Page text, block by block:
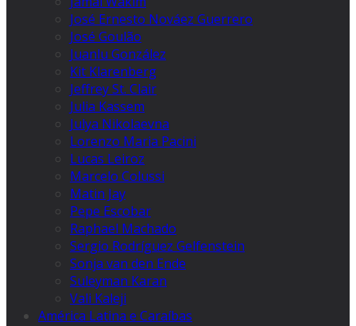
José Ernesto Nováez Guerrero
José Goulão
Juanlu González
Kit Klarenberg
Jeffrey St. Clair
Julia Kassem
Julya Nikolaevna
Lorenzo Maria Pacini
Lucas Leiroz
Marcelo Colussi
Matin Jay
Pepe Escobar
Raphael Machado
Sergio Rodríguez Gelfenstein
Sonja van den Ende
Suleyman Karan
Vali Kaleji
América Latina e Caraíbas